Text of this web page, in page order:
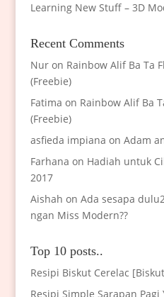
Learning New Stuff – 3D
Recent Comments
Nuron Rainbow Alif Ba Ta
(Freebie)
Fatima on Rainbow Alif Ba
(Freebie)
asfieda impiana on Adam
Farhana on Hadiah untuk
2017
Aishah on Ada sesapa
ngan Miss Modern??
Top 10 posts..
Resipi Biskut Cerelac
Resipi Simple Sarapan Pagi